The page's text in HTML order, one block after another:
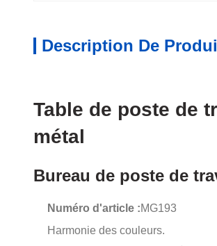
Description De
Table de poste de
métal
Bureau de poste de
Numéro d'article :MG193
Harmonie des couleurs.